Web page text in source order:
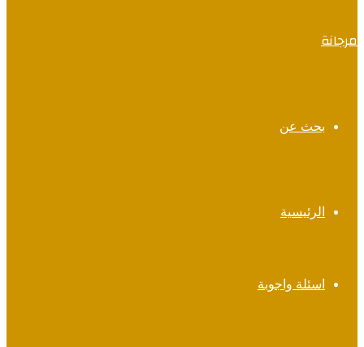
مرجانة
بحث عن
الرئيسية
اسئلة واجوبة